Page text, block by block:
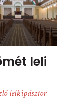
leli
lelkipásztor